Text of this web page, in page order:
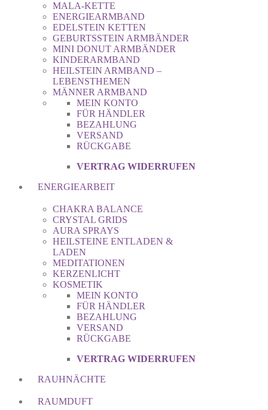
MALA-KETTE
ENERGIEARMBAND
EDELSTEIN KETTEN
GEBURTSSTEIN ARMBÄNDER
MINI DONUT ARMBÄNDER
KINDERARMBAND
HEILSTEIN ARMBAND –
LEBENSTHEMEN
MÄNNER ARMBAND
MEIN KONTO
FÜR HÄNDLER
BEZAHLUNG
VERSAND
RÜCKGABE
VERTRAG WIDERRUFEN
ENERGIEARBEIT
CHAKRA BALANCE
CRYSTAL GRIDS
AURA SPRAYS
HEILSTEINE ENTLADEN &
LADEN
MEDITATIONEN
KERZENLICHT
KOSMETIK
MEIN KONTO
FÜR HÄNDLER
BEZAHLUNG
VERSAND
RÜCKGABE
VERTRAG WIDERRUFEN
RAUHNÄCHTE
RAUMDUFT